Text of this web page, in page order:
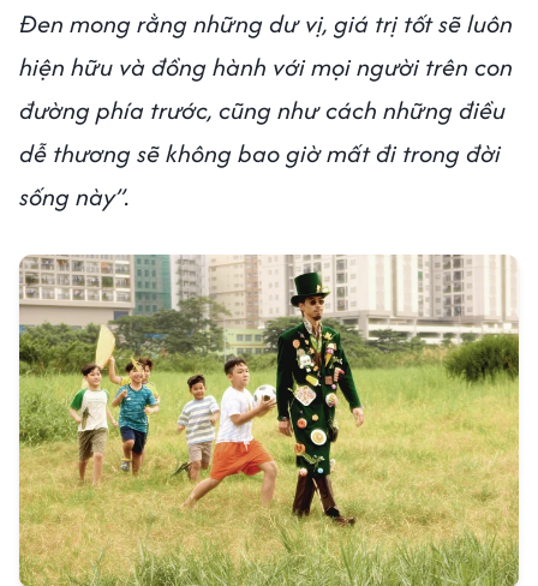
Đen mong rằng những dư vị, giá trị tốt sẽ luôn
hiện hữu và đồng hành với mọi người trên con
đường phía trước, cũng như cách những điều
dễ thương sẽ không bao giờ mất đi trong đời
sống này”.